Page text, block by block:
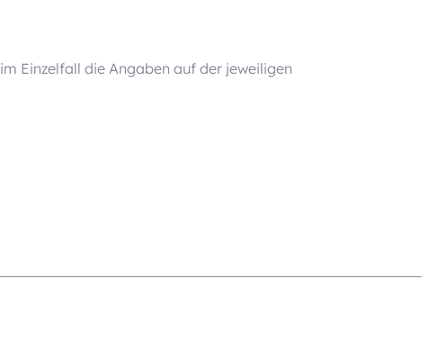
Einzelfall die Angaben auf der jeweiligen